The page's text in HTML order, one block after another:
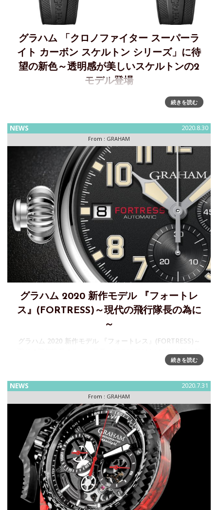
グラハム 「クロノファイター スーパーラ
イト カーボン スケルトン シリーズ」に待
望の新色～透明感が美しいスケルトンの2
モデル登場
グラハム 「クロノファイター スーパーライト カーボン スケ
ルトン シリーズ」に待望の新色～透明感が美しいスケルトン
ン スケルトン の質量は100グラム未満と超軽量！質量が小
続きを読む
NEWS 2020.8.30
From : GRAHAM
グラハム 2020 新作モデル 『フォートレ
ス』(FORTRESS)～現代の飛行隊長の為に
～
グラハム 2020 新作モデル 『フォートレス』(FORTRESS)～
作「フォートレス」は、通常のクロノファイターとは異なる
続きを読む
NEWS 2020.7.31
From : GRAHAM